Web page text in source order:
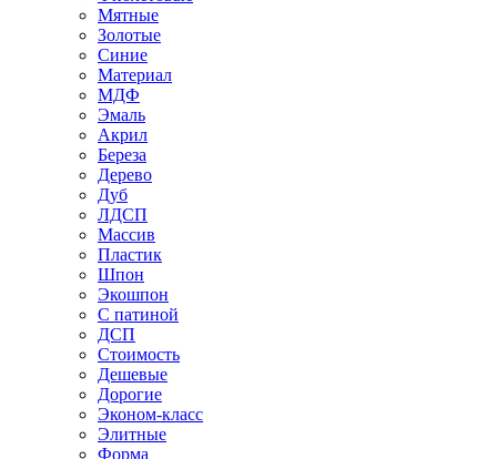
Мятные
Золотые
Синие
Материал
МДФ
Эмаль
Акрил
Береза
Дерево
Дуб
ЛДСП
Массив
Пластик
Шпон
Экошпон
С патиной
ДСП
Стоимость
Дешевые
Дорогие
Эконом-класс
Элитные
Форма